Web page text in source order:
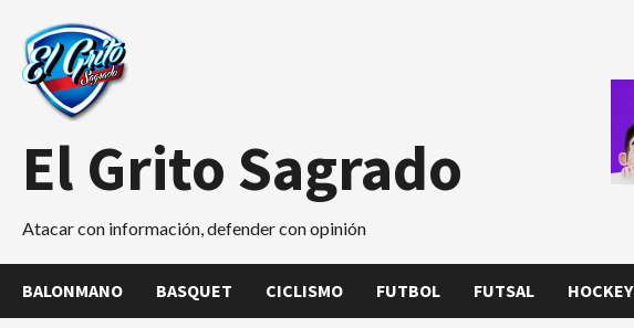
contenido
El Grito Sagrado
Atacar con información, defender con opinión
BALONMANO BASQUET CICLISMO FUTBOL FUTSAL HOCKEY